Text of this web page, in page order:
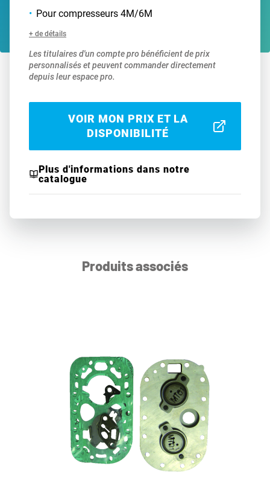
Pour compresseurs 4M/6M
+ de détails
Les titulaires d'un compte pro bénéficient de prix
personnalisés et peuvent commander directement
depuis leur espace pro.
VOIR MON PRIX ET LA
DISPONIBILITÉ
Plus d'informations dans notre
catalogue
Produits associés